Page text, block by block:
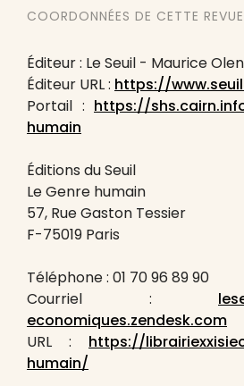
COORDONNÉES DE CETTE
Éditeur : Le Seuil - Maurice
Éditeur URL : https://
Portail : https://
humain
Éditions du Seuil
Le Genre humain
57, Rue Gaston Tessier
F-75019 Paris
Téléphone : 01 70 96 89 90
Courriel :
economiques.zendesk.com
URL : https://
humain/